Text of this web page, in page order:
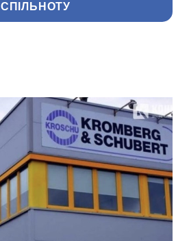
СПІЛЬНОТУ